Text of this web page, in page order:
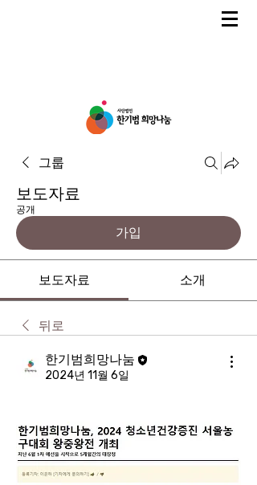
그룹
보도자료
공개
가입
보도자료 소개
뒤로
한기범희망나눔
2024년 11월 6일